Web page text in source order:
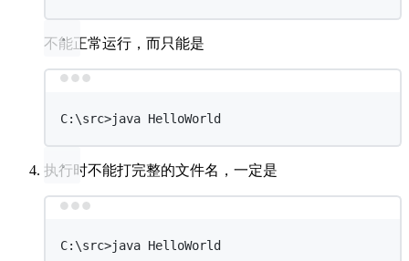
不能正常运行，而只能是
C:\src>java HelloWorld
执行时不能打完整的文件名，一定是
C:\src>java HelloWorld